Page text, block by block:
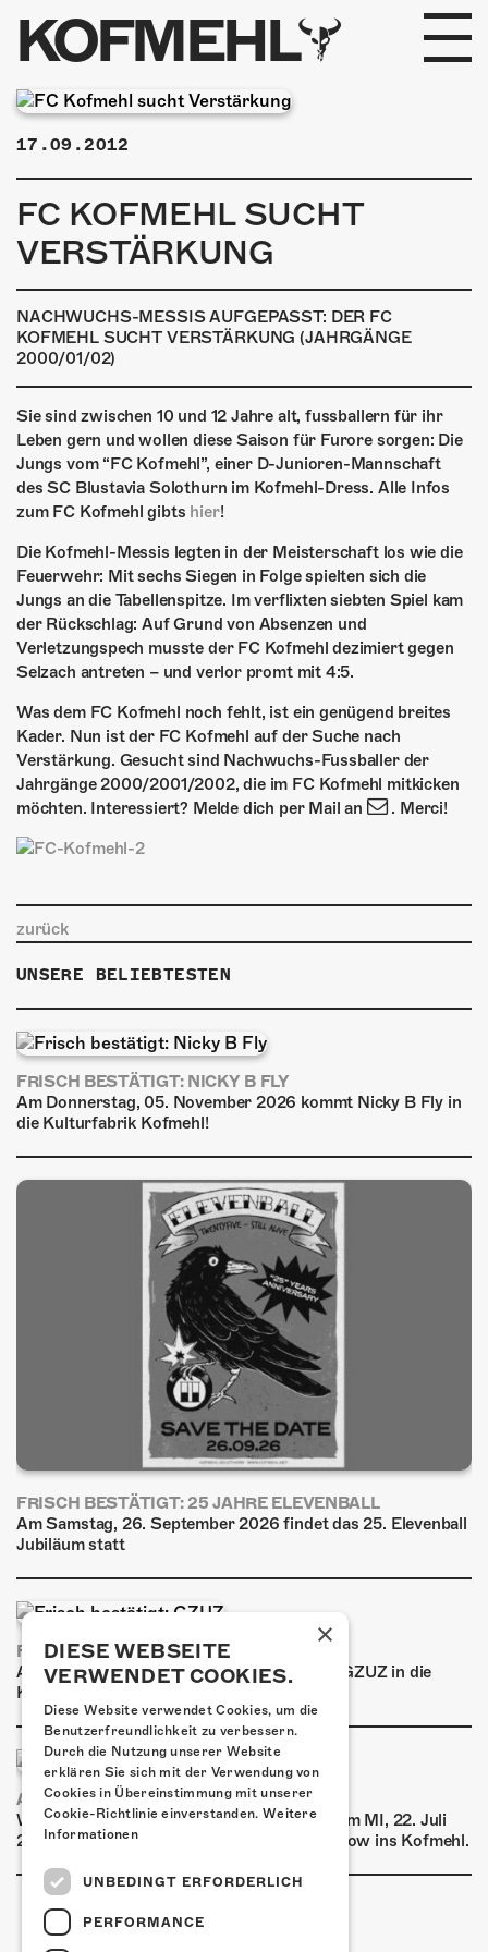
KOFMEHL
PROGRAMM
FABRIKGEFLÜSTER
GALERIE
PHOTOMAT
INFOS
KONTAKT
ÜBER UNS
GÖNNEREI
SHOP
MITMACHEN
17.09.2012
FC KOFMEHL SUCHT
VERSTÄRKUNG
NACHWUCHS-MESSIS AUFGEPASST: DER FC
KOFMEHL SUCHT VERSTÄRKUNG (JAHRGÄNGE
2000/01/02)
Sie sind zwischen 10 und 12 Jahre alt, fussballern für ihr
Leben gern und wollen diese Saison für Furore sorgen: Die
Jungs vom “FC Kofmehl”, einer D-Junioren-Mannschaft
des SC Blustavia Solothurn im Kofmehl-Dress. Alle Infos
zum FC Kofmehl gibts hier!
Die Kofmehl-Messis legten in der Meisterschaft los wie die
Feuerwehr: Mit sechs Siegen in Folge spielten sich die
Jungs an die Tabellenspitze. Im verflixten siebten Spiel kam
der Rückschlag: Auf Grund von Absenzen und
Verletzungspech musste der FC Kofmehl dezimiert gegen
Selzach antreten – und verlor promt mit 4:5.
Was dem FC Kofmehl noch fehlt, ist ein genügend breites
Kader. Nun ist der FC Kofmehl auf der Suche nach
Verstärkung. Gesucht sind Nachwuchs-Fussballer der
Jahrgänge 2000/2001/2002, die im FC Kofmehl mitkicken
möchten. Interessiert? Melde dich per Mail an
. Merci!
zurück
UNSERE BELIEBTESTEN
FRISCH BESTÄTIGT: NICKY B FLY
Am Donnerstag, 05. November 2026 kommt Nicky B Fly in
die Kulturfabrik Kofmehl!
FRISCH BESTÄTIGT: 25 JAHRE ELEVENBALL
Am Samstag, 26. September 2026 findet das 25. Elevenball
Jubiläum statt
FRISCH BESTÄTIGT: GZUZ
Am Donnerstag, 29. Oktober 2026 kommt GZUZ in die
Kulturfabrik Kofmehl!
AIRBOURNE - SPECIAL SUMMER SHOW
Wow, das ist ein Ding! Airbourne kommen am MI, 22. Juli
2026 für eine exklusive Special Summer Show ins Kofmehl.
×
DIESE WEBSEITE
VERWENDET COOKIES.
Diese Website verwendet Cookies, um die
Benutzerfreundlichkeit zu verbessern.
Durch die Nutzung unserer Website
erklären Sie sich mit der Verwendung von
Cookies in Übereinstimmung mit unserer
Cookie-Richtlinie einverstanden. Weitere
Informationen
UNBEDINGT ERFORDERLICH
PERFORMANCE